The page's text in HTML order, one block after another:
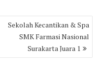
Sekolah Kecantikan & Spa
SMK Farmasi Nasional
Surakarta Juara 1